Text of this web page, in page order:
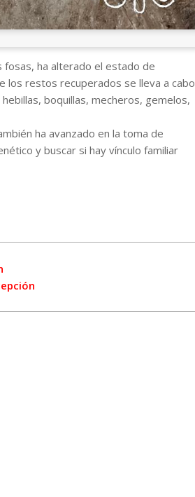
fosas, ha alterado el estado de
los restos recuperados se lleva a cabo
boquillas, mecheros, gemelos,
ha avanzado en la toma de
y buscar si hay vínculo familiar